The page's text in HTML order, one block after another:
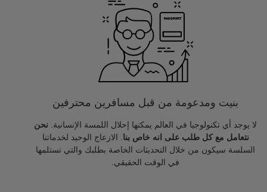
بنيت ومدعومة من قبل مسافرين محترفين
لا يوجد أي تكنولوجيا في العالم يمكنها إحلال اللمسة الإنسانية. نحن
نتعامل مع كل طلب على انه خاص بنا . الازعاج الوحيد لخدماتنا
السلسة سيكون من خلال التحديثات الخاصة بطلبك والتي تستلمها
في الوقت الحقيقي.